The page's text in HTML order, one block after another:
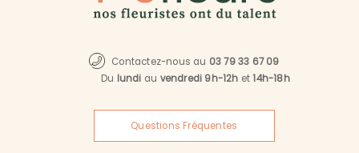
Contactez-nous au 03 79 33 67 09
Du lundi au vendredi 9h-12h et14h-18h
Questions Fréquentes